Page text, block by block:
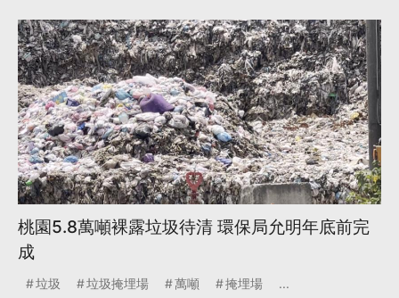
桃園5.8萬噸裸露垃圾待清 環保局允明年底前完
成
垃圾 垃圾掩埋場 萬噸 掩埋場 ...